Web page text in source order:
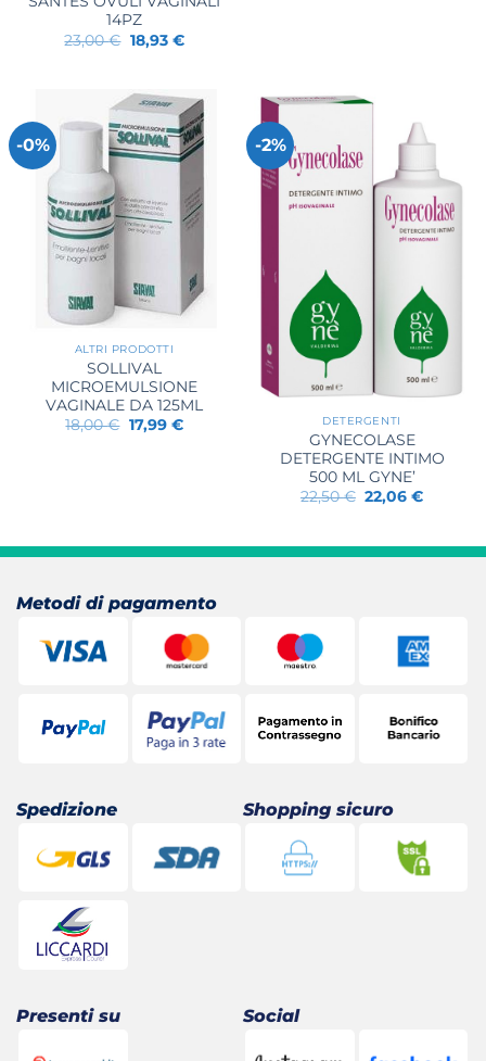
14PZ
23,00€ Il
prezzo
23,00 €.
18,93 €Il
18,93 €.
-0%
ALTRI PRODOTTI
SOLLIVAL
MICROEMULSIONE
VAGINALE DA 125ML
18,00€ Il
prezzo
17,99 €Il
-2%
DETERGENTI
GYNECOLASE
DETERGENTE INTIMO
500 ML GYNE’
22,50€ Il
prezzo
22,50 €.
22,06€Il
22,06 €.
Metodi di pagamento
Spedizione Shopping sicuro
Presenti su Social